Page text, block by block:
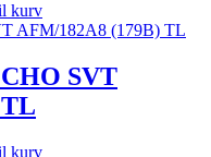
kurv
SVT
kurv